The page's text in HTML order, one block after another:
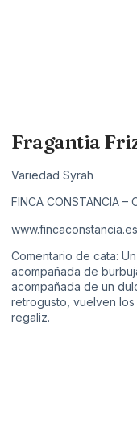
Fragantia
Variedad Syrah
FINCA CONSTANCIA
www.fincaconstancia.es
Comentario de cata:
acompañada de
acompañada de un
retrogusto, vuelven
regaliz.